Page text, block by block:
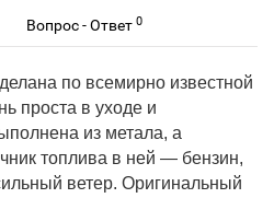
Вопрос - Ответ 0
по всемирно известной
проста в уходе и
из метала, а
топлива в ней — бензин,
ветер. Оригинальный